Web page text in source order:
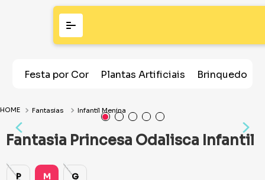
Festa por Cor Plantas Artificiais Brinquedos
Fantasias Infantil Menina
Fantasia Princesa Odalisca Infantil
P M G